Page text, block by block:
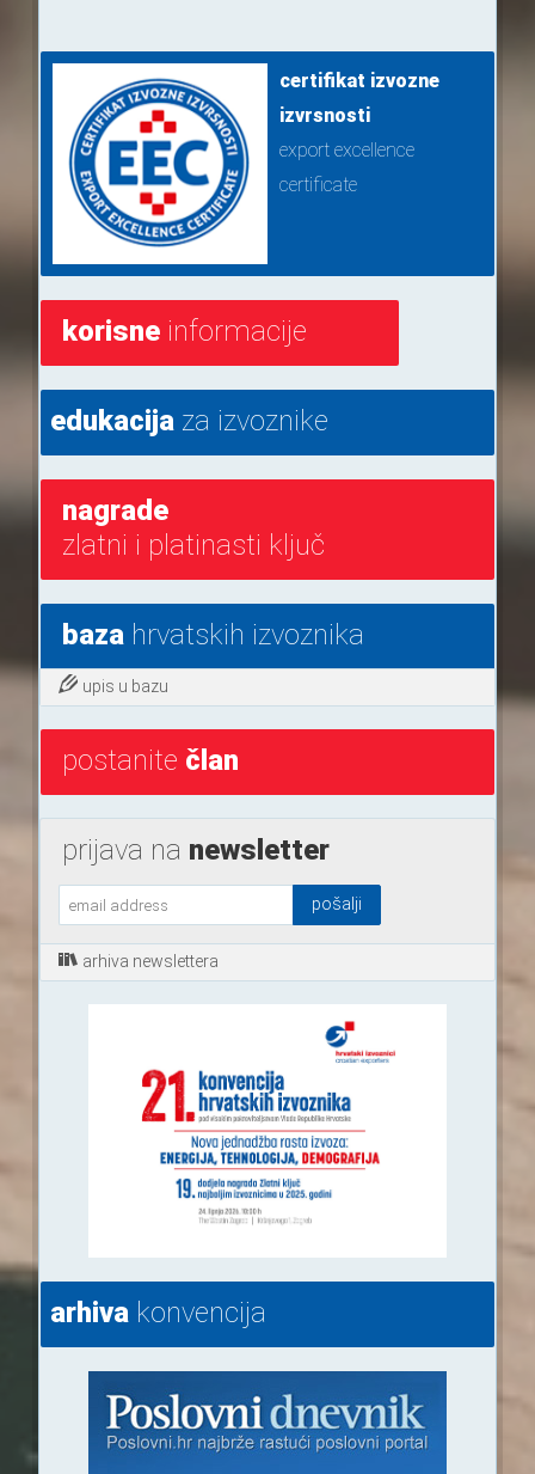
certifikat izvozne
izvrsnosti
export excellence
certificate
korisneinformacije
edukacijaza izvoznike
nagrade
zlatni i platinasti ključ
bazahrvatskih izvoznika
upis u bazu
postanite član
prijava na newsletter
arhiva newslettera
arhivakonvencija